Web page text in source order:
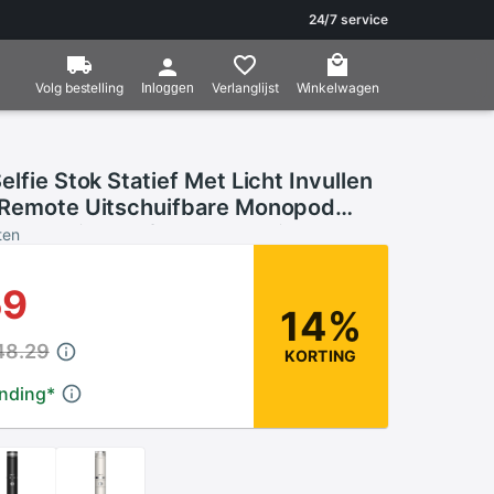
24/7 service
Volg bestelling Inloggen Verlanglijst Winkelwagen
Stok Statief Met Licht Invullen
Uitschuifbare Monopod
Android Telefoons Vlog Live Photo
*
14%
KORTING